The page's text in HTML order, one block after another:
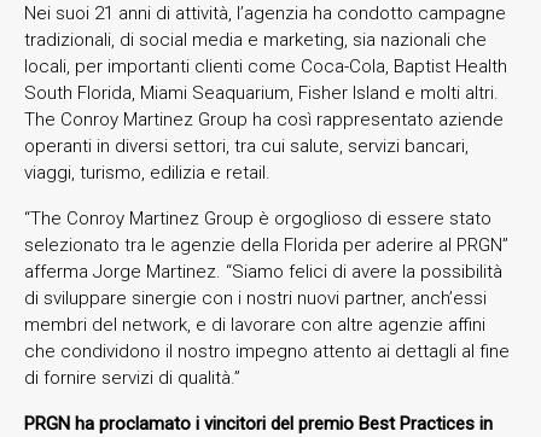
Nei suoi 21 anni di attività, l’agenzia ha condotto campagne
tradizionali, di social media e marketing, sia nazionali che
locali, per importanti clienti come Coca-Cola, Baptist Health
South Florida, Miami Seaquarium, Fisher Island e molti altri.
The Conroy Martinez Group ha così rappresentato aziende
operanti in diversi settori, tra cui salute, servizi bancari,
viaggi, turismo, edilizia e retail.
“The Conroy Martinez Group è orgoglioso di essere stato
selezionato tra le agenzie della Florida per aderire al PRGN”
afferma Jorge Martinez. “Siamo felici di avere la possibilità
di sviluppare sinergie con i nostri nuovi partner, anch’essi
membri del network, e di lavorare con altre agenzie affini
che condividono il nostro impegno attento ai dettagli al fine
di fornire servizi di qualità.”
PRGN ha proclamato i vincitori del premio Best Practices in